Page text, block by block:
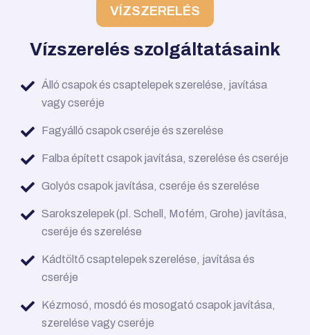
VÍZSZERELÉS
Vízszerelés szolgáltatásaink
Álló csapok és csaptelepek szerelése, javítása
vagy cseréje
Fagyálló csapok cseréje és szerelése
Falba épített csapok javítása, szerelése és cseréje
Golyós csapok javítása, cseréje és szerelése
Sarokszelepek (pl. Schell, Mofém, Grohe) javítása,
cseréje és szerelése
Kádtöltő csaptelepek szerelése, javítása és
cseréje
Kézmosó, mosdó és mosogató csapok javítása,
szerelése vagy cseréje